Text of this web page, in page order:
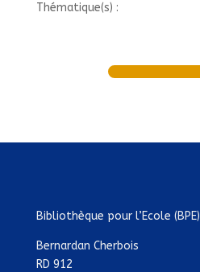
Thématique(s) :
Bibliothèque pour l’Ecole (BPE)
Bernardan Cherbois
RD 912